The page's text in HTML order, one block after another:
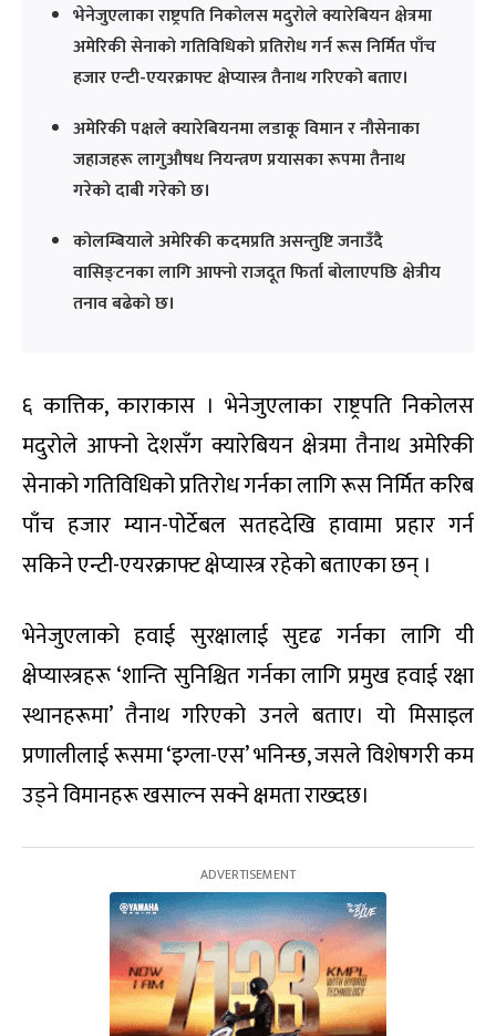
भेनेजुएलाका राष्ट्रपति निकोलस मदुरोले क्यारेबियन क्षेत्रमा
अमेरिकी सेनाको गतिविधिको प्रतिरोध गर्न रूस निर्मित पाँच
हजार एन्टी-एयरक्राफ्ट क्षेप्यास्त्र तैनाथ गरिएको बताए।
अमेरिकी पक्षले क्यारेबियनमा लडाकू विमान र नौसेनाका
जहाजहरू लागुऔषध नियन्त्रण प्रयासका रूपमा तैनाथ
गरेको दाबी गरेको छ।
कोलम्बियाले अमेरिकी कदमप्रति असन्तुष्टि जनाउँदै
वासिङ्टनका लागि आफ्नो राजदूत फिर्ता बोलाएपछि क्षेत्रीय
तनाव बढेको छ।
६ कात्तिक, काराकास । भेनेजुएलाका राष्ट्रपति निकोलस
मदुरोले आफ्नो देशसँग क्यारेबियन क्षेत्रमा तैनाथ अमेरिकी
सेनाको गतिविधिको प्रतिरोध गर्नका लागि रूस निर्मित करिब
पाँच हजार म्यान-पोर्टेबल सतहदेखि हावामा प्रहार गर्न
सकिने एन्टी-एयरक्राफ्ट क्षेप्यास्त्र रहेको बताएका छन् ।
भेनेजुएलाको हवाई सुरक्षालाई सुदृढ गर्नका लागि यी
क्षेप्यास्त्रहरू ‘शान्ति सुनिश्चित गर्नका लागि प्रमुख हवाई रक्षा
स्थानहरूमा’ तैनाथ गरिएको उनले बताए। यो मिसाइल
प्रणालीलाई रूसमा ‘इग्ला-एस’ भनिन्छ, जसले विशेषगरी कम
उड्ने विमानहरू खसाल्न सक्ने क्षमता राख्दछ।